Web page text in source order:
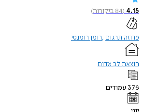
84ביקורות)
תרגום רומן רומנטי
לב אדום